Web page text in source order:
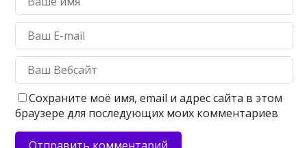
Сохраните моё имя, email и адрес сайта в этом
браузере для последующих моих комментариев